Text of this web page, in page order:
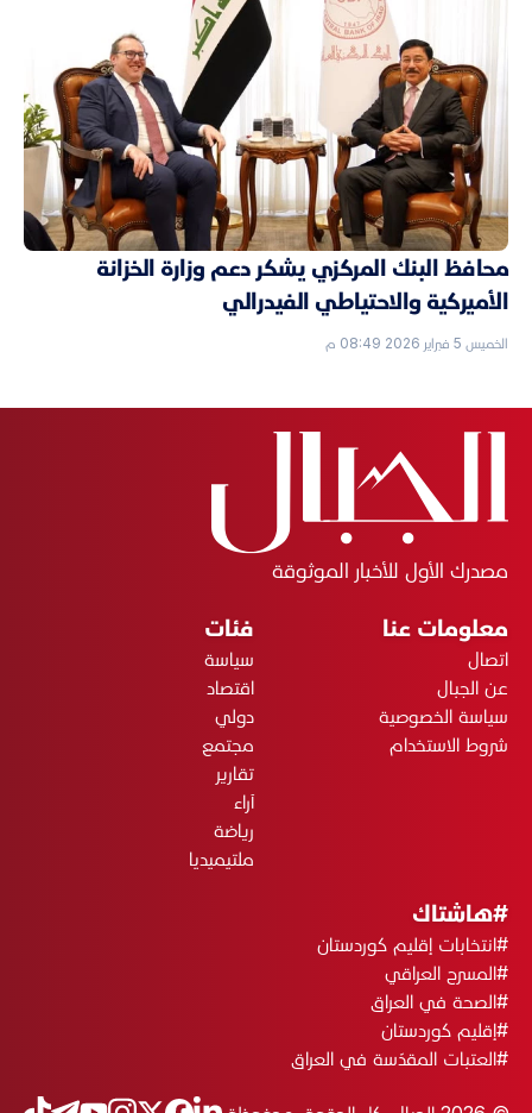
محافظ البنك المركزي يشكر دعم وزارة الخزانة
الأميركية والاحتياطي الفيدرالي
الخميس 5 فبراير 2026 08:49 م
مصدرك الأول للأخبار الموثوقة
معلومات عنا
اتصال
عن الجبال
سياسة الخصوصية
شروط الاستخدام
فئات
سياسة
اقتصاد
دولي
مجتمع
تقارير
آراء
رياضة
ملتيميديا
#هاشتاك
#انتخابات إقليم كوردستان
#المسرح العراقي
#الصحة في العراق
#إقليم كوردستان
#العتبات المقدّسة في العراق